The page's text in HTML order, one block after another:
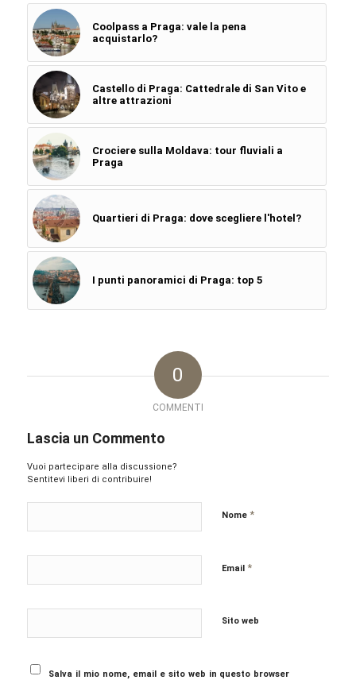
Coolpass a Praga: vale la pena
acquistarlo?
Castello di Praga: Cattedrale di San Vito e
altre attrazioni
Crociere sulla Moldava: tour fluviali a
Praga
Quartieri di Praga: dove scegliere l'hotel?
I punti panoramici di Praga: top 5
0
COMMENTI
Lascia un Commento
Vuoi partecipare alla discussione?
Sentitevi liberi di contribuire!
Nome *
Email *
Sito web
Salva il mio nome, email e sito web in questo browser